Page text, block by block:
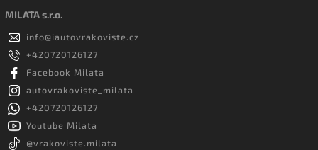
MILATA s.r.o.
info@iautovrakoviste.cz
+420720126127
Facebook Milata
autovrakoviste_milata
+420720126127
Youtube Milata
@vrakoviste.milata